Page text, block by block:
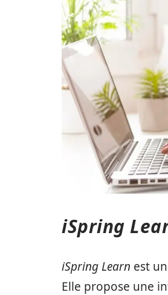
iSpring
iSpring Learn est
Elle propose une